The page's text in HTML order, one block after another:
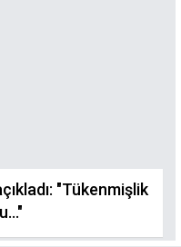
"Tükenmişlik